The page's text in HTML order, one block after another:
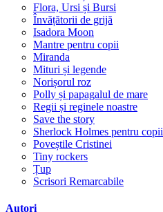
Flora, Ursi și Bursi
Învățătorii de grijă
Isadora Moon
Mantre pentru copii
Miranda
Mituri și legende
Norișorul roz
Polly și papagalul de mare
Regii și reginele noastre
Save the story
Sherlock Holmes pentru copii
Poveștile Cristinei
Tiny rockers
Țup
Scrisori Remarcabile
Autori